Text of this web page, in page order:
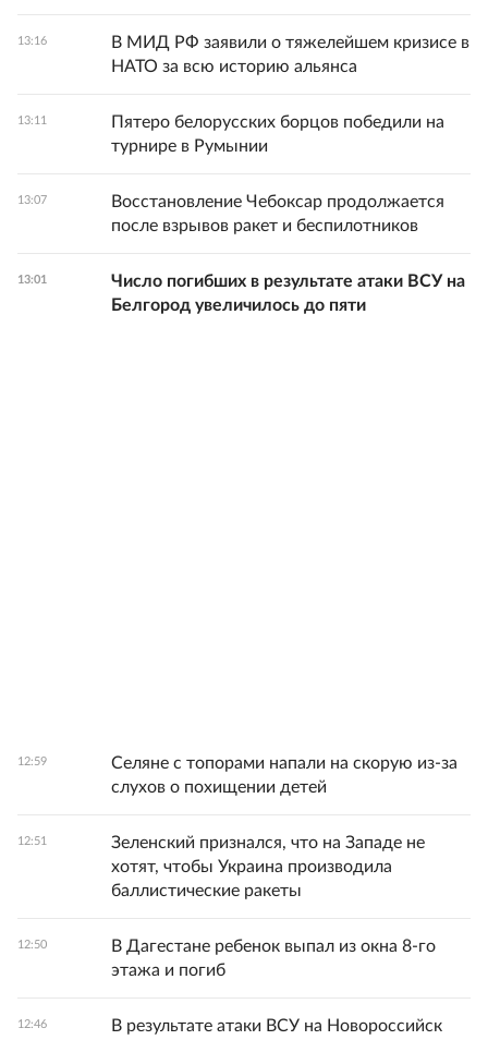
13:16
В МИД РФ заявили о тяжелейшем кризисе в
НАТО за всю историю альянса
13:11
Пятеро белорусских борцов победили на
турнире в Румынии
13:07
Восстановление Чебоксар продолжается
после взрывов ракет и беспилотников
13:01
Число погибших в результате атаки ВСУ на
Белгород увеличилось до пяти
12:59
Селяне с топорами напали на скорую из-за
слухов о похищении детей
12:51
Зеленский признался, что на Западе не
хотят, чтобы Украина производила
баллистические ракеты
12:50
В Дагестане ребенок выпал из окна 8-го
этажа и погиб
12:46
В результате атаки ВСУ на Новороссийск